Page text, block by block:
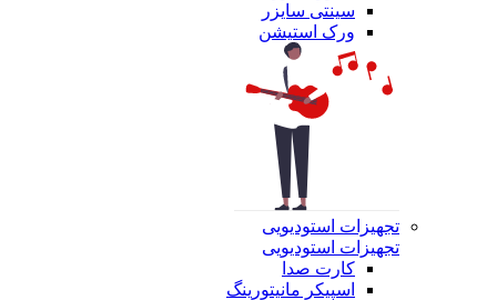
سینتی سایزر
ورک استیشن
تجهیزات استودیویی
تجهیزات استودیویی
کارت صدا
اسپیکر مانیتورینگ